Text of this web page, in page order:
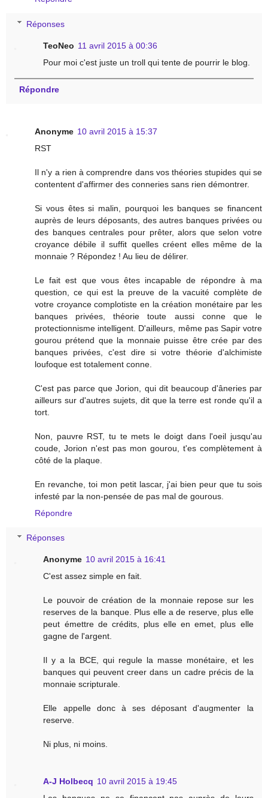
Réponses
TeoNeo 11 avril 2015 à 00:36
Pour moi c'est juste un troll qui tente de pourrir le blog.
Répondre
Anonyme 10 avril 2015 à 15:37
RST
Il n'y a rien à comprendre dans vos théories stupides qui se
contentent d'affirmer des conneries sans rien démontrer.
Si vous êtes si malin, pourquoi les banques se financent
auprès de leurs déposants, des autres banques privées ou
des banques centrales pour prêter, alors que selon votre
croyance débile il suffit quelles créent elles même de la
monnaie ? Répondez ! Au lieu de délirer.
Le fait est que vous êtes incapable de répondre à ma
question, ce qui est la preuve de la vacuité complète de
votre croyance complotiste en la création monétaire par les
banques privées, théorie toute aussi conne que le
protectionnisme intelligent. D'ailleurs, même pas Sapir votre
gourou prétend que la monnaie puisse être crée par des
banques privées, c'est dire si votre théorie d'alchimiste
loufoque est totalement conne.
C'est pas parce que Jorion, qui dit beaucoup d'âneries par
ailleurs sur d'autres sujets, dit que la terre est ronde qu'il a
tort.
Non, pauvre RST, tu te mets le doigt dans l'oeil jusqu'au
coude, Jorion n'est pas mon gourou, t'es complètement à
côté de la plaque.
En revanche, toi mon petit lascar, j'ai bien peur que tu sois
infesté par la non-pensée de pas mal de gourous.
Répondre
Réponses
Anonyme 10 avril 2015 à 16:41
C'est assez simple en fait.
Le pouvoir de création de la monnaie repose sur les
reserves de la banque. Plus elle a de reserve, plus elle
peut émettre de crédits, plus elle en emet, plus elle
gagne de l'argent.
Il y a la BCE, qui regule la masse monétaire, et les
banques qui peuvent creer dans un cadre précis de la
monnaie scripturale.
Elle appelle donc à ses déposant d'augmenter la
reserve.
Ni plus, ni moins.
A-J Holbecq 10 avril 2015 à 19:45